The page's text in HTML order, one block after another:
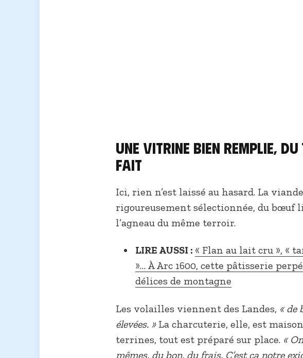
Une vitrine bien remplie,
fait
Ici, rien n’est laissé au hasard. La
rigoureusement sélectionnée, du bœuf
l’agneau du même terroir.
LIRE AUSSI : « Flan au lait cru », «
»… À Arc 1600, cette pâtisserie
délices de montagne
Les volailles viennent des Landes, « de
élevées. »La charcuterie, elle, est
terrines, tout est préparé sur place. «
mêmes, du bon, du frais. C’est ça notre